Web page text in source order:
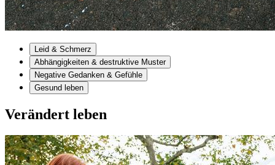
Leid & Schmerz
Abhängigkeiten & destruktive Muster
Negative Gedanken & Gefühle
Gesund leben
Verändert leben